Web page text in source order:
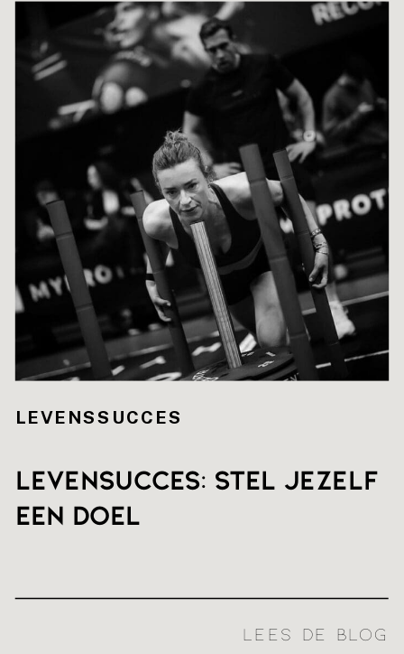
LEES DE BLOG
Levensucces: stel jezelf
een doel
LEVENSSUCCES